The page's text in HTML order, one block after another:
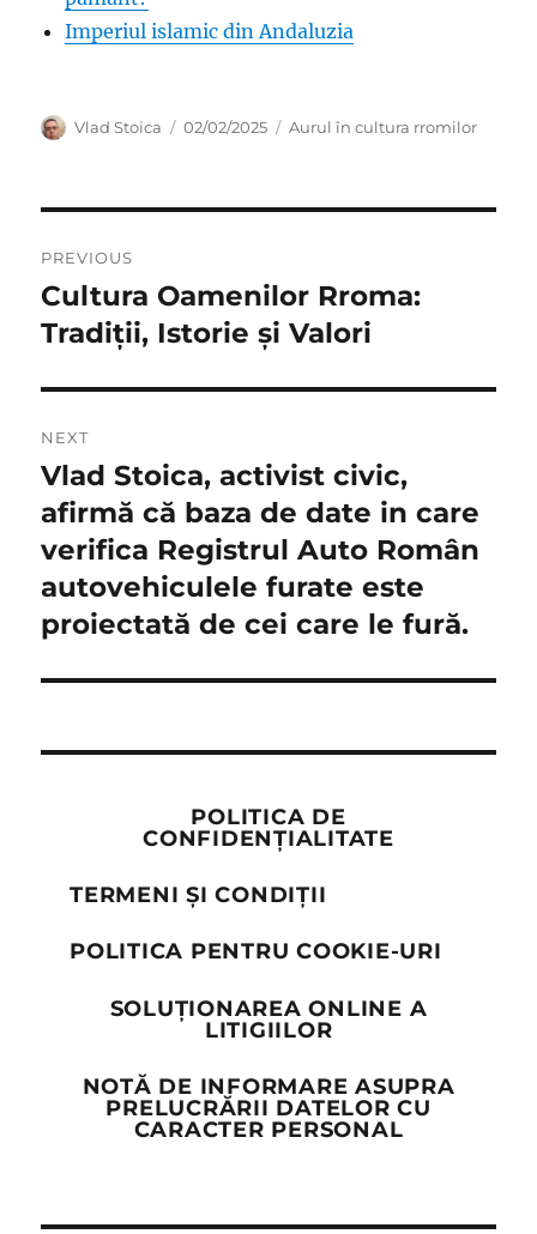
Imperiul islamic din Andaluzia
Author
Vlad Stoica
Posted
02/02/2025 Categories
Aurul în cultura rromilor
navigation
PREVIOUS
Previous
post:
Cultura Oamenilor Rroma:
Tradiții, Istorie și Valori
NEXT
Next
post:
Vlad Stoica, activist civic,
afirmă că baza de date in care
verifica Registrul Auto Român
autovehiculele furate este
proiectată de cei care le fură.
POLITICA DE
CONFIDENȚIALITATE
TERMENI ȘI CONDIȚII
POLITICA PENTRU COOKIE-URI
SOLUȚIONAREA ONLINE A
LITIGIILOR
NOTĂ DE INFORMARE ASUPRA
PRELUCRĂRII DATELOR CU
CARACTER PERSONAL